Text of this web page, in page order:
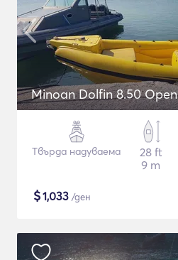
Minoan Dolfin 8.50 Open
Твърда надуваема
28 ft
9 m
$1,033 /ден